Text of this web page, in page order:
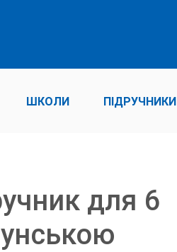
ШКОЛИ ПІДРУЧНИКИ
для 6